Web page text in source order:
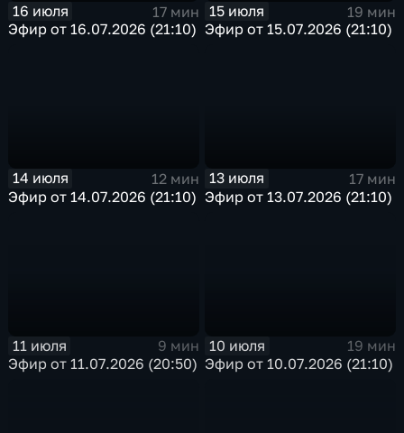
16 июля
17 мин
Эфир от 16.07.2026 (21:10)
15 июля
19 мин
Эфир от 15.07.2026 (21:10)
14 июля
12 мин
Эфир от 14.07.2026 (21:10)
13 июля
17 мин
Эфир от 13.07.2026 (21:10)
11 июля
9 мин
Эфир от 11.07.2026 (20:50)
10 июля
19 мин
Эфир от 10.07.2026 (21:10)